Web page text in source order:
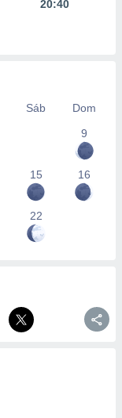
20:40
Sáb
Dom
9
15 16
22